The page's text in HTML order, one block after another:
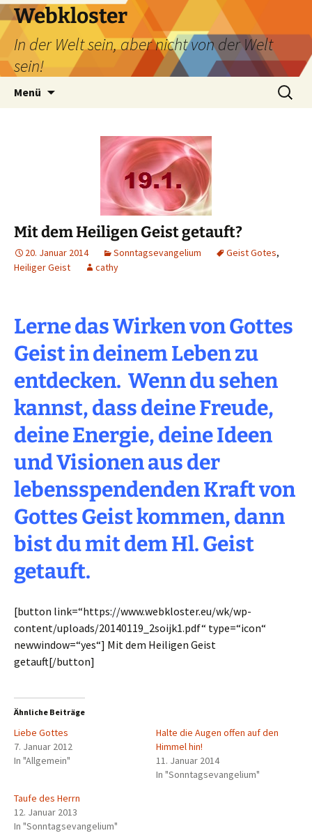
Webkloster
In der Welt sein, aber nicht von der Welt
sein!
Menü
Suchen
nach:
Mit dem Heiligen Geist getauft?
20. Januar 2014 Sonntagsevangelium Geist Gotes,
Heiliger Geist
cathy
Lerne das Wirken von Gottes
Geist in deinem Leben zu
entdecken. Wenn du sehen
kannst, dass deine Freude,
deine Energie, deine Ideen
und Visionen aus der
lebensspendenden Kraft von
Gottes Geist kommen, dann
bist du mit dem Hl. Geist
getauft.
[button link=“https://www.webkloster.eu/wk/wp-
content/uploads/20140119_2soijk1.pdf“ type=“icon“
newwindow=“yes“] Mit dem Heiligen Geist
getauft[/button]
Ähnliche Beiträge
Liebe Gottes
7. Januar 2012
In "Allgemein"
Halte die Augen offen auf den
Himmel hin!
11. Januar 2014
In "Sonntagsevangelium"
Taufe des Herrn
12. Januar 2013
In "Sonntagsevangelium"